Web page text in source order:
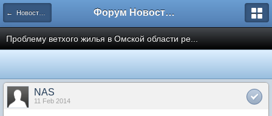
← Новости рынка недвижимости Форум Новостройки
Проблему ветхого жилья в Омской области ре...
NAS
11 Feb 2014